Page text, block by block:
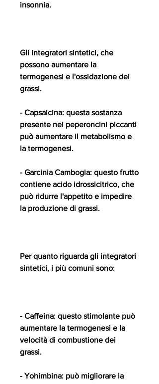
insonnia.
Gli integratori sintetici, che
possono aumentare la
termogenesi e l'ossidazione dei
grassi.
- Capsaicina: questa sostanza
presente nei peperoncini piccanti
può aumentare il metabolismo e
la termogenesi.
- Garcinia Cambogia: questo frutto
contiene acido idrossicitrico, che
può ridurre l'appetito e impedire
la produzione di grassi.
Per quanto riguarda gli integratori
sintetici, i più comuni sono:
- Caffeina: questo stimolante può
aumentare la termogenesi e la
velocità di combustione dei
grassi.
- Yohimbina: può migliorare la